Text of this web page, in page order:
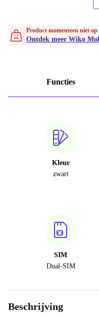
Product momenteen niet
Ontdek meer Wiko
Functies
Kleur
zwart
SIM
Dual-SIM
Beschrijving